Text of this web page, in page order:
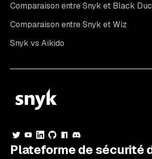
Comparaison entre Snyk et Black
Comparaison entre Snyk et Wiz
Snyk vs Aikido
Plateforme de sécurité